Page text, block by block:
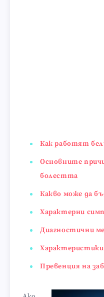
Как работят
Основните
болестта
Какво може да
Характерни
Диагностични
Превенция на